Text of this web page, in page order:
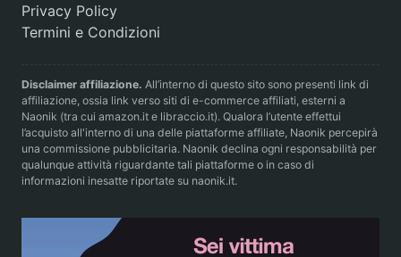
Privacy Policy
Termini e Condizioni